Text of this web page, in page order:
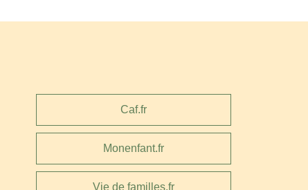
Caf.fr
Monenfant.fr
Vie de familles.fr